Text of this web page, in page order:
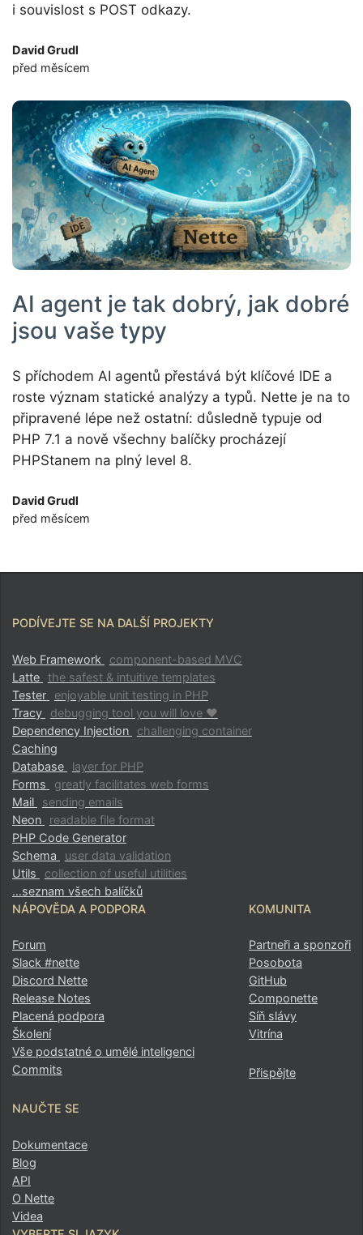
i souvislost s POST odkazy.
David Grudl
před měsícem
AI agent je tak dobrý, jak dobré
jsou vaše typy
S příchodem AI agentů přestává být klíčové IDE a
roste význam statické analýzy a typů. Nette je na to
připravené lépe než ostatní: důsledně typuje od
PHP 7.1 a nově všechny balíčky procházejí
PHPStanem na plný level 8.
David Grudl
před měsícem
PODÍVEJTE SE NA DALŠÍ PROJEKTY
Web Framework
component-based MVC
Latte the safest & intuitive templates
Tester
enjoyable unit testing in PHP
Tracy
debugging tool you will love ♥
Dependency Injection
challenging container
Caching
Database
layer for PHP
Forms
greatly facilitates web forms
Mail
sending emails
Neon
readable file format
PHP Code Generator
Schema
user data validation
Utils
collection of useful utilities
…seznam všech balíčků
NÁPOVĚDA A PODPORA
Forum
Slack #nette
Discord Nette
Release Notes
Placená podpora
Školení
Vše podstatné o umělé inteligenci
Commits
NAUČTE SE
Dokumentace
Blog
API
O Nette
Videa
KOMUNITA
Partneři a sponzoři
Posobota
GitHub
Componette
Síň slávy
Vitrína
Přispějte